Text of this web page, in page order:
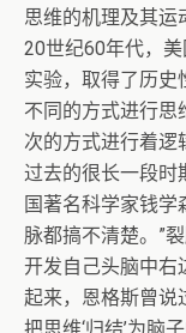
思维的机理及其运
20世纪60年代，
实验，取得了历史
不同的方式进行思
次的方式进行着逻
过去的很长一段时
国著名科学家钱学
脉都搞不清楚。”
开发自己头脑中右
起来，恩格斯曾说